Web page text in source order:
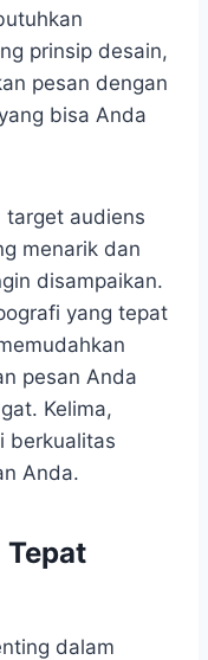
prinsip desain,
pesan dengan
bisa Anda
target audiens
menarik dan
disampaikan.
yang tepat
pesan Anda
Kelima,
berkualitas
Anda.
dalam